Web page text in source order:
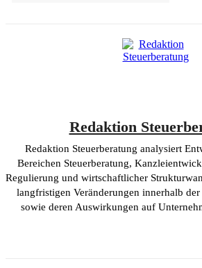
Redaktion
Redaktion Steuerberatung analysiert
Bereichen Steuerberatung,
Regulierung und wirtschaftlicher
langfristigen Veränderungen innerhalb der
sowie deren Auswirkungen auf